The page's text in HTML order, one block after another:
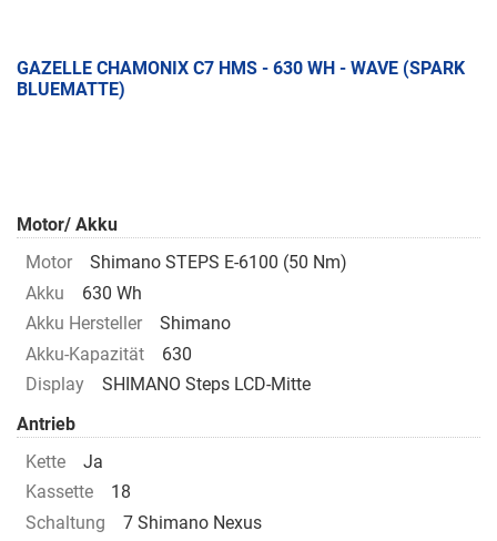
GAZELLE CHAMONIX C7 HMS - 630 WH - WAVE (SPARK
BLUEMATTE)
Motor/ Akku
Motor
Shimano STEPS E-6100 (50 Nm)
Akku
630 Wh
Akku Hersteller
Shimano
Akku-Kapazität
630
Display
SHIMANO Steps LCD-Mitte
Antrieb
Kette
Ja
Kassette
18
Schaltung
7 Shimano Nexus